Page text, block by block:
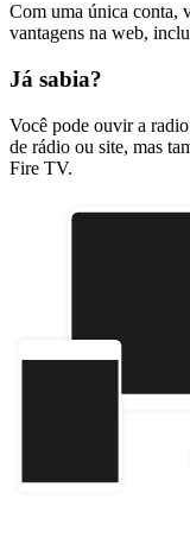
Com uma única conta,
vantagens na web,
Já sabia?
Você pode ouvir a
de rádio ou site, mas
Fire TV.